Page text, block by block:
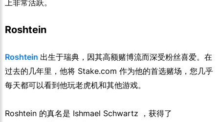
上非常活跃。
Roshtein
Roshtein 出生于瑞典，因其高额赌博流而深受粉丝喜爱。在
过去的几年里，他将 Stake.com 作为他的首选赌场，您几乎
每天都可以看到他玩老虎机和其他游戏。
Roshtein 的真名是 Ishmael Schwartz ，获得了